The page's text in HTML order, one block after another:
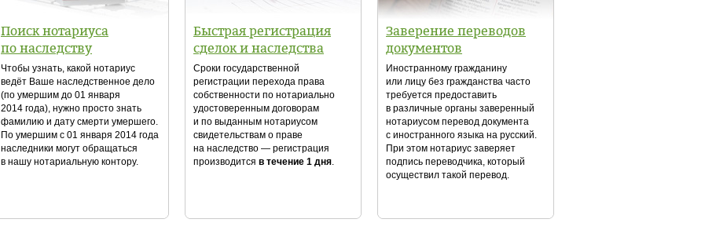
Поиск нотариуса
по наследству
Чтобы узнать, какой нотариус
ведёт Ваше наследственное дело
(по умершим до 01 января
2014 года), нужно просто знать
фамилию и дату смерти умершего.
По умершим с 01 января 2014 года
наследники могут обращаться
в нашу нотариальную контору.
Быстрая регистрация
сделок и наследства
Сроки государственной
регистрации перехода права
собственности по нотариально
удостоверенным договорам
и по выданным нотариусом
свидетельствам о праве
на наследство — регистрация
производится в течение 1 дня.
Заверение переводов
документов
Иностранному гражданину
или лицу без гражданства часто
требуется предоставить
в различные органы заверенный
нотариусом перевод документа
с иностранного языка на русский.
При этом нотариус заверяет
подпись переводчика, который
осуществил такой перевод.